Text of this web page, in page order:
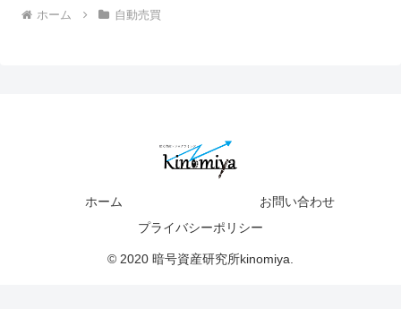
ホーム 自動売買
ホーム
お問い合わせ
プライバシーポリシー
© 2020 暗号資産研究所kinomiya.